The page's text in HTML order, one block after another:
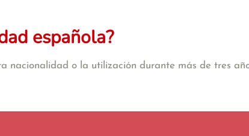
española?
nacionalidad o la utilización durante más de tres